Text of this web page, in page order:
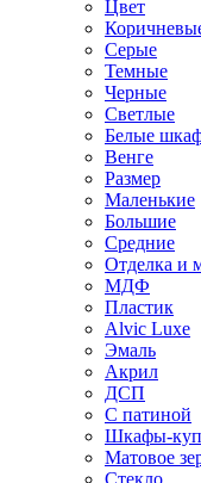
Цвет
Серые
Темные
Черные
Светлые
Белые
Венге
Размер
Маленькие
Большие
Средние
Отделка и
МДФ
Пластик
Alvic Luxe
Эмаль
Акрил
ДСП
С патиной
Шкафы-
Матовое
Стекло